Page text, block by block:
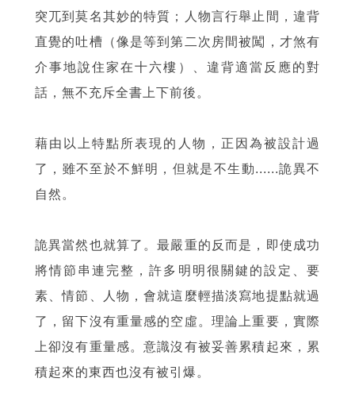
突兀到莫名其妙的特質；人物言行舉止間，違背
直覺的吐槽（像是等到第二次房間被闖，才煞有
介事地說住家在十六樓）、違背適當反應的對
話，無不充斥全書上下前後。
藉由以上特點所表現的人物，正因為被設計過
了，雖不至於不鮮明，但就是不生動......詭異不
自然。
詭異當然也就算了。最嚴重的反而是，即使成功
將情節串連完整，許多明明很關鍵的設定、要
素、情節、人物，會就這麼輕描淡寫地提點就過
了，留下沒有重量感的空虛。理論上重要，實際
上卻沒有重量感。意識沒有被妥善累積起來，累
積起來的東西也沒有被引爆。